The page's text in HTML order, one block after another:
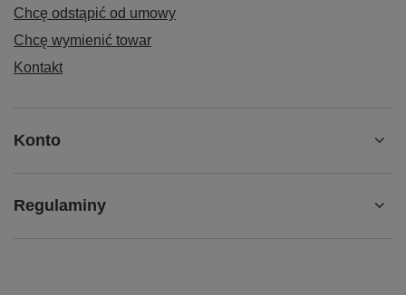
Chcę odstąpić od umowy
Chcę wymienić towar
Kontakt
Konto
Regulaminy